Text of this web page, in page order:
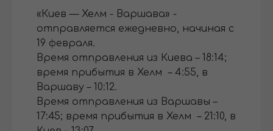
«Киев — Хелм - Варшава» -
отправляется ежедневно, начиная с
19 февраля.
Время отправления из Киева – 18:14;
время прибытия в Хелм – 4:55, в
Варшаву – 10:12.
Время отправления из Варшавы –
17:45; время прибытия в Хелм – 21:10, в